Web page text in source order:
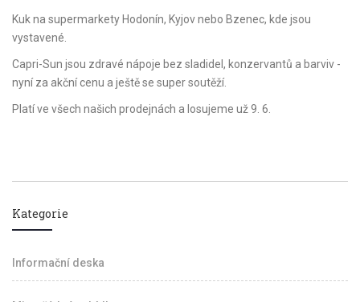
Kuk na supermarkety Hodonín, Kyjov nebo Bzenec, kde jsou
vystavené.
Capri-Sun jsou zdravé nápoje bez sladidel, konzervantů a barviv -
nyní za akční cenu a ještě se super soutěží.
Platí ve všech našich prodejnách a losujeme už 9. 6.
Kategorie
Informační deska